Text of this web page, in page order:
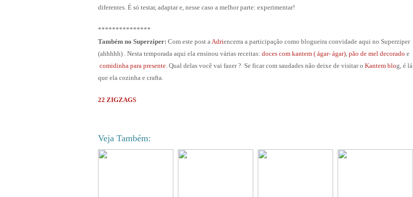
diferentes. É só testar, adaptar e, nesse caso a melhor parte: experimentar!
***************
Também no Superziper: Com este post aAdriencerra a participação como blogueira convidade aqui no Superziper
(ahhhhh) . Nesta temporada aqui ela ensinou várias receitas: doces com kantem ( ágar- ágar), pão de mel decorado e
comidinha para presente. Qual delas você vai fazer ? Se ficar com saudades não deixe de visitar o Kantem blog, é lá
que ela cozinha e crafta.
22 ZIGZAGS
Veja Também: